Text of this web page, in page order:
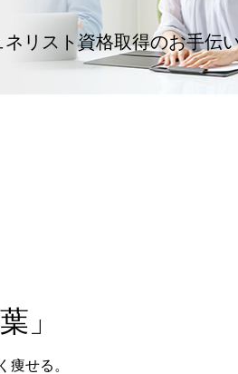
リスト資格取得のお手伝
」
痩せる。